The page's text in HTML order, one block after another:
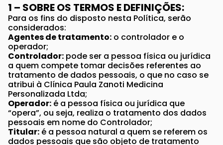
1 – SOBRE OS TERMOS E DEFINIÇÕES:
Para os fins do disposto nesta Política, serão
considerados:
Agentes de tratamento: o controlador e o
operador;
Controlador: pode ser a pessoa física ou jurídica
a quem compete tomar decisões referentes ao
tratamento de dados pessoais, o que no caso se
atribui à Clínica Paula Zanoti Medicina
Personalizada Ltda;
Operador: é a pessoa física ou jurídica que
“opera”, ou seja, realiza o tratamento dos dados
pessoais em nome do Controlador;
Titular: é a pessoa natural a quem se referem os
dados pessoais que são objeto de tratamento